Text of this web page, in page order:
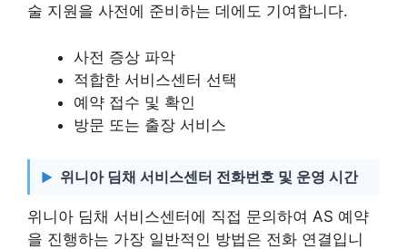
술 지원을 사전에 준비하는 데에도 기여합니다.
사전 증상 파악
적합한 서비스센터 선택
예약 접수 및 확인
방문 또는 출장 서비스
위니아 딤채 서비스센터 전화번호 및 운영 시간
위니아 딤채 서비스센터에 직접 문의하여 AS 예약
을 진행하는 가장 일반적인 방법은 전화 연결입니